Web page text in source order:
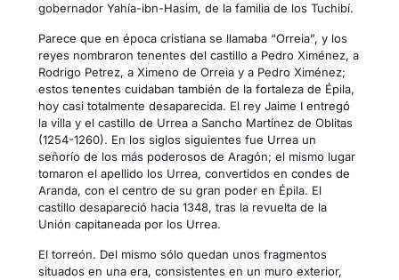
gobernador Yahía-ibn-Hasim, de la familia de los Tuchibí.
Parece que en época cristiana se llamaba “Orreia”, y los
reyes nombraron tenentes del castillo a Pedro Ximénez, a
Rodrigo Petrez, a Ximeno de Orreia y a Pedro Ximénez;
estos tenentes cuidaban también de la fortaleza de Épila,
hoy casi totalmente desaparecida. El rey Jaime I entregó
la villa y el castillo de Urrea a Sancho Martínez de Oblitas
(1254-1260). En los siglos siguientes fue Urrea un
señorío de los más poderosos de Aragón; el mismo lugar
tomaron el apellido los Urrea, convertidos en condes de
Aranda, con el centro de su gran poder en Épila. El
castillo desapareció hacia 1348, tras la revuelta de la
Unión capitaneada por los Urrea.
El torreón. Del mismo sólo quedan unos fragmentos
situados en una era, consistentes en un muro exterior,